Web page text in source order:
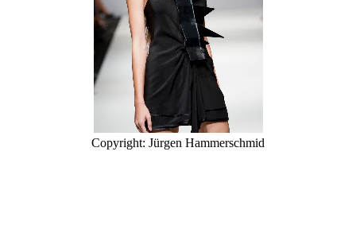
Copyright: Jürgen Hammerschmid